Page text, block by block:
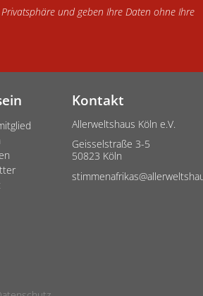
und geben Ihre Daten ohne Ihre
Kontakt
Allerweltshaus Köln e.V.
Geisselstraße 3-5
50823 Köln